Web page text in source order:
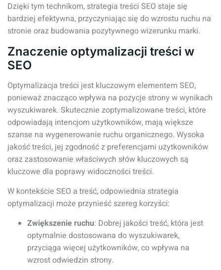
Dzięki tym technikom, strategia treści SEO staje się
bardziej efektywna, przyczyniając się do wzrostu ruchu na
stronie oraz budowania pozytywnego wizerunku marki.
Znaczenie optymalizacji treści w
SEO
Optymalizacja treści jest kluczowym elementem SEO,
ponieważ znacząco wpływa na pozycje strony w wynikach
wyszukiwarek. Skutecznie zoptymalizowane treści, które
odpowiadają intencjom użytkowników, mają większe
szanse na wygenerowanie ruchu organicznego. Wysoka
jakość treści, jej zgodność z preferencjami użytkowników
oraz zastosowanie właściwych słów kluczowych są
kluczowe dla poprawy widoczności treści.
W kontekście SEO a treść, odpowiednia strategia
optymalizacji może przynieść szereg korzyści:
Zwiększenie ruchu: Dobrej jakości treść, która jest
optymalnie dostosowana do wyszukiwarek,
przyciąga więcej użytkowników, co wpływa na
wzrost odwiedzin strony.